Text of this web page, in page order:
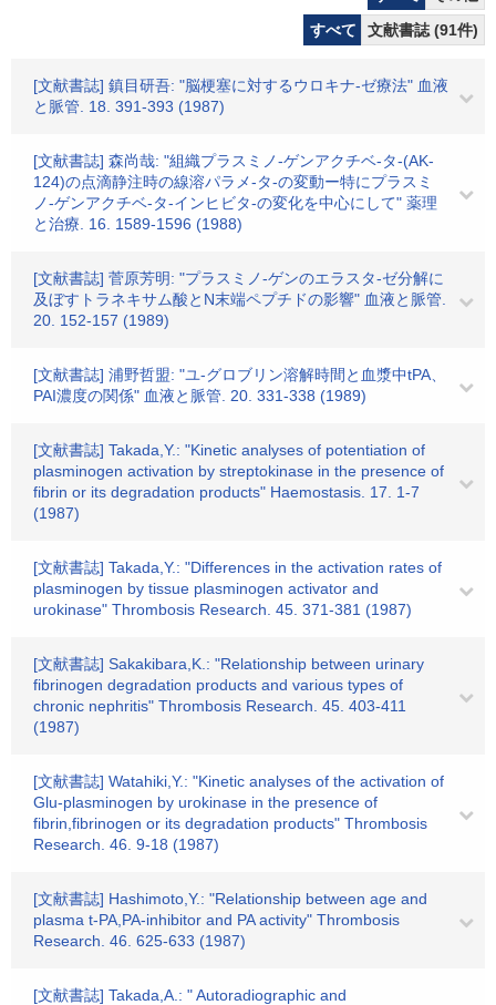
すべて
文献書誌 (91件)
[文献書誌] 鎮目研吾: "脳梗塞に対するウロキナ-ゼ療法" 血液
と脈管. 18. 391-393 (1987)
[文献書誌] 森尚哉: "組織プラスミノ-ゲンアクチベ-タ-(AK-
124)の点滴静注時の線溶パラメ-タ-の変動ー特にプラスミ
ノ-ゲンアクチベ-タ-インヒビタ-の変化を中心にして" 薬理
と治療. 16. 1589-1596 (1988)
[文献書誌] 菅原芳明: "プラスミノ-ゲンのエラスタ-ゼ分解に
及ぼすトラネキサム酸とN末端ペプチドの影響" 血液と脈管.
20. 152-157 (1989)
[文献書誌] 浦野哲盟: "ユ-グロブリン溶解時間と血漿中tPA、
PAI濃度の関係" 血液と脈管. 20. 331-338 (1989)
[文献書誌] Takada,Y.: "Kinetic analyses of potentiation of
plasminogen activation by streptokinase in the presence of
fibrin or its degradation products" Haemostasis. 17. 1-7
(1987)
[文献書誌] Takada,Y.: "Differences in the activation rates of
plasminogen by tissue plasminogen activator and
urokinase" Thrombosis Research. 45. 371-381 (1987)
[文献書誌] Sakakibara,K.: "Relationship between urinary
fibrinogen degradation products and various types of
chronic nephritis" Thrombosis Research. 45. 403-411
(1987)
[文献書誌] Watahiki,Y.: "Kinetic analyses of the activation of
Glu-plasminogen by urokinase in the presence of
fibrin,fibrinogen or its degradation products" Thrombosis
Research. 46. 9-18 (1987)
[文献書誌] Hashimoto,Y.: "Relationship between age and
plasma t-PA,PA-inhibitor and PA activity" Thrombosis
Research. 46. 625-633 (1987)
[文献書誌] Takada,A.: " Autoradiographic and